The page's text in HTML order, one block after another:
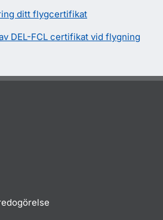
ditt flygcertifikat
DEL-FCL certifikat vid flygning